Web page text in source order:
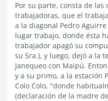
Por su parte, consta de las
trabajadoras, que el
a la diagonal Pedro
lugar trabajo, donde ésta
trabajador apagó su
su Sra.), y luego, dejó a la
Janequeo con Maipú.
y a su primo, a la estación
Colo Colo, "donde
(declaración de la madre